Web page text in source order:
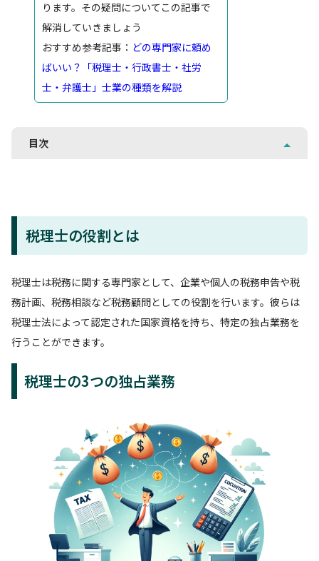
ります。その疑問についてこの記事で
解消していきましょう
おすすめ参考記事： どの専門家に頼め
ばいい？「税理士・行政書士・社労
士・弁護士」士業の種類を解説
目次
税理士の役割とは
税理士は税務に関する専門家として、企業や個人の税務申告や税
務計画、税務相談など税務顧問としての役割を行います。彼らは
税理士法によって認定された国家資格を持ち、特定の独占業務を
行うことができます。
税理士の3つの独占業務